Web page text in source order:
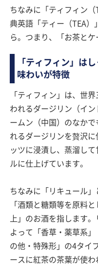
ちなみに「ティフィン
典英語「ティー（TEA）
ら。つまり、「お茶とケ
「ティフィン」は
味わいが特徴
「ティフィン」は、世
われるダージリン（イ
ームン（中国）のなか
れるダージリンを贅沢
ッツに浸漬し、蒸溜し
ルに仕上げています。
ちなみに「リキュール
「酒類と糖類等を原料
上」のお酒を指します
よって「香草・薬草系
の他・特殊形」の4タイ
ースに紅茶の茶葉が使わ